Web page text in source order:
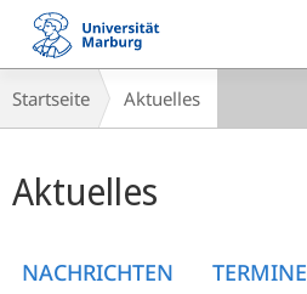
Mobile-
Navigation
Breadcrumb-
Navigation
Startseite Aktuelles
Aktuelles
NACHRICHTEN TERMINE